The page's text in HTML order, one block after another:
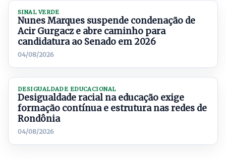
SINAL VERDE
Nunes Marques suspende condenação de
Acir Gurgacz e abre caminho para
candidatura ao Senado em 2026
04/08/2026
DESIGUALDADE EDUCACIONAL
Desigualdade racial na educação exige
formação contínua e estrutura nas redes de
Rondônia
04/08/2026